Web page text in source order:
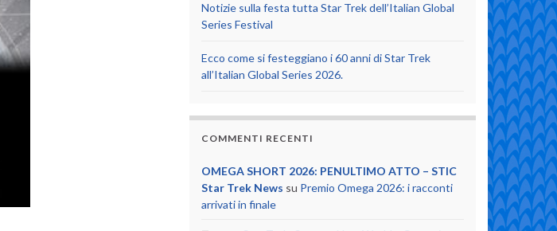
Notizie sulla festa tutta Star Trek dell’Italian Global
Series Festival
Ecco come si festeggiano i 60 anni di Star Trek
all’Italian Global Series 2026.
COMMENTI RECENTI
OMEGA SHORT 2026: PENULTIMO ATTO – STIC
Star Trek News su Premio Omega 2026: i racconti
arrivati in finale